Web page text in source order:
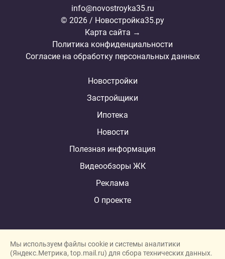
info@novostroyka35.ru
© 2026 / Новостройка35.ру
Карта сайта →
Политика конфиденциальности
Согласие на обработку персональных данных
Новостройки
Застройщики
Ипотека
Новости
Полезная информация
Видеообзоры ЖК
Реклама
О проекте
Мы используем файлы cookie и системы аналитики
(Яндекс.Метрика, top.mail.ru) для сбора технических данных.